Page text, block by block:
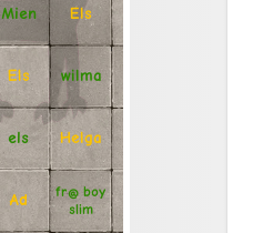
Mien Els
Els wilma
els Helga
Ad fr@ boy
slim